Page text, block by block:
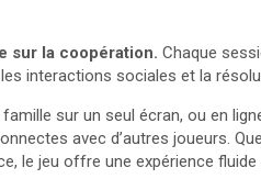
sur la coopération. Chaque
interactions sociales et la
sur un seul écran, ou en
avec d’autres joueurs.
le jeu offre une expérience fluide